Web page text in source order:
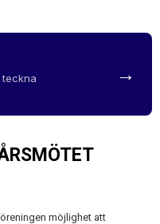
→
möjlighet att